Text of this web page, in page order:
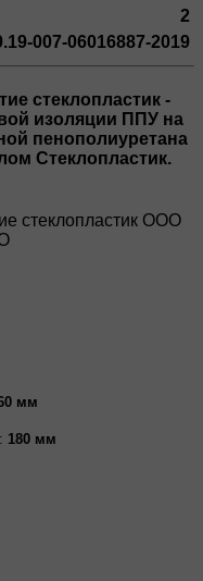
2
007-06016887-2019
стеклопластик-
изоляции ППУ на
пенополиуретана
Стеклопластик.
мм
180 мм